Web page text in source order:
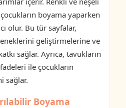
boyama yaparken
olur. Bu tür sayfalar,
geliştirmelerine ve
sağlar. Ayrıca, tavukların
ile çocukların
sağlar.
Boyama